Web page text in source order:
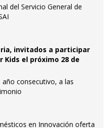
del Servicio General de
invitados a participar
Kids el próximo 28 de
año consecutivo, a las
en Innovación oferta